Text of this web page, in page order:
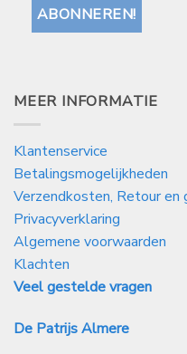
MEER INFORMATIE
Klantenservice
Betalingsmogelijkheden
Verzendkosten, Retour en
Privacyverklaring
Algemene voorwaarden
Klachten
Veel gestelde vragen
De Patrijs Almere